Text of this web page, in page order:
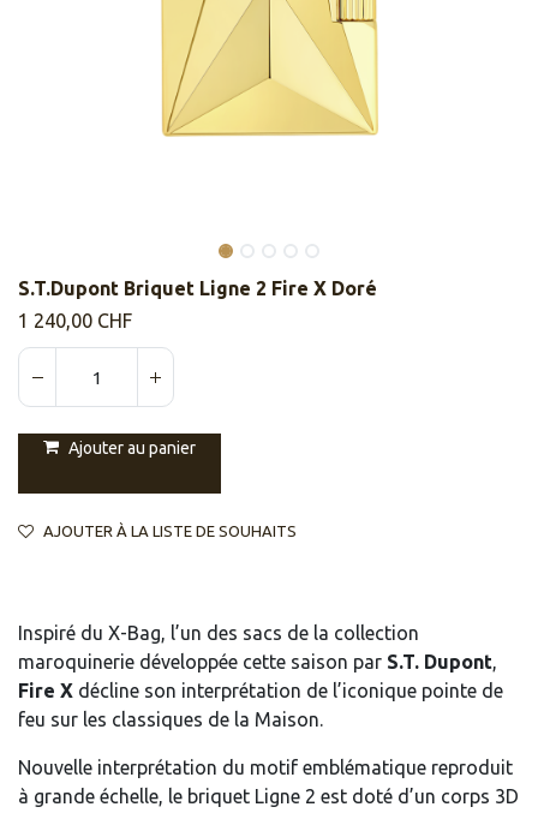
S.T.Dupont Briquet Ligne 2 Fire X Doré
1 240,00 CHF
Ajouter au panier
AJOUTER À LA LISTE DE SOUHAITS
Inspiré du X-Bag, l’un des sacs de la collection
maroquinerie développée cette saison par S.T. Dupont,
Fire X décline son interprétation de l’iconique pointe de
feu sur les classiques de la Maison.
Nouvelle interprétation du motif emblématique reproduit
à grande échelle, le briquet Ligne 2 est doté d’un corps 3D